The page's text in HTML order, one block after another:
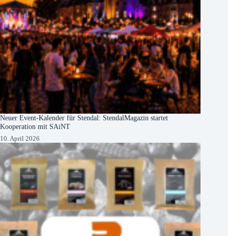
Neuer Event-Kalender für Stendal: StendalMagazin startet
Kooperation mit SAiNT
10. April 2026